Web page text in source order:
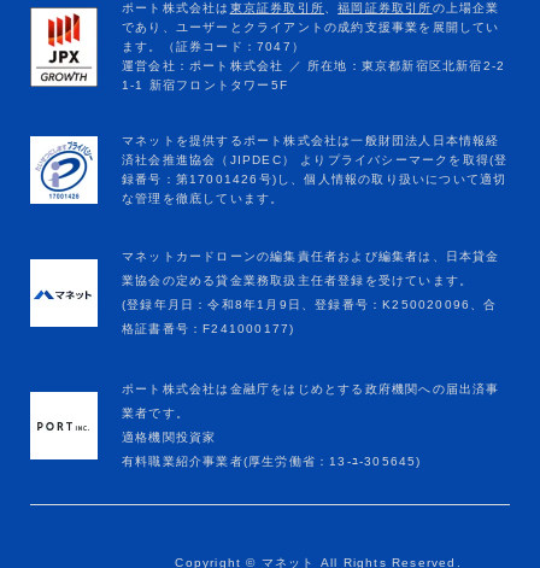
マネットカードローンの編集責任者および編集者は、日本貸金
業協会の定める貸金業務取扱主任者登録を受けています。
(登録年月日：令和8年1月9日、登録番号：K250020096、合
格証書番号：F241000177)
ポート株式会社は金融庁をはじめとする政府機関への届出済事
業者です。
適格機関投資家
有料職業紹介事業者(厚生労働省：13-ﾕ-305645)